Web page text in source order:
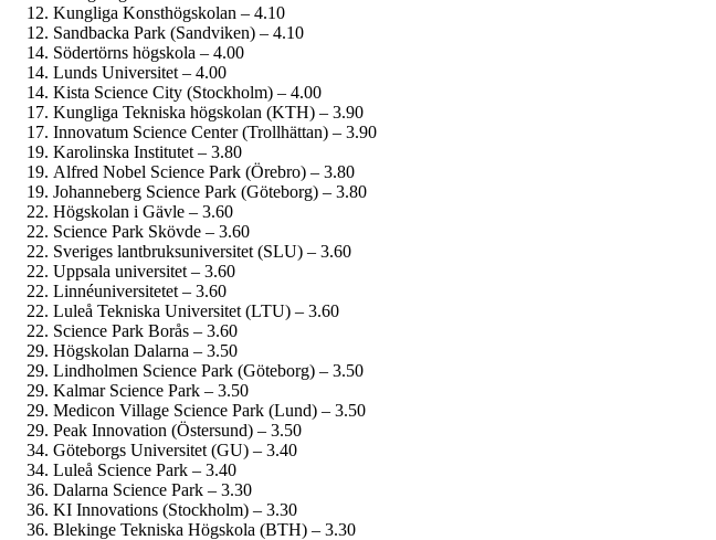
Kungliga Konst­högskolan – 4.10
Sandbacka Park (Sandviken) – 4.10
Södertörns högskola – 4.00
Lunds Universitet – 4.00
Kista Science City (Stockholm) – 4.00
Kungliga Tekniska högskolan (KTH) – 3.90
Innovatum Science Center (Trollhättan) – 3.90
Karolinska Institutet – 3.80
Alfred Nobel Science Park (Örebro) – 3.80
Johanneberg Science Park (Göteborg) – 3.80
Högskolan i Gävle – 3.60
Science Park Skövde – 3.60
Sveriges lantbruks­universitet (SLU) – 3.60
Uppsala universitet – 3.60
Linné­universitetet – 3.60
Luleå Tekniska Universitet (LTU) – 3.60
Science Park Borås – 3.60
Högskolan Dalarna – 3.50
Lindholmen Science Park (Göteborg) – 3.50
Kalmar Science Park – 3.50
Medicon Village Science Park (Lund) – 3.50
Peak Innovation (Östersund) – 3.50
Göteborgs Universitet (GU) – 3.40
Luleå Science Park – 3.40
Dalarna Science Park – 3.30
KI Innovations (Stockholm) – 3.30
Blekinge Tekniska Högskola (BTH) – 3.30